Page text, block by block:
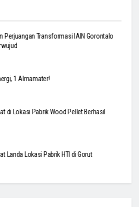
Perjuangan Transformasi IAIN Gorontalo
1 Almamater!
di Lokasi Pabrik Wood Pellet Berhasil
Landa Lokasi Pabrik HTI di Gorut